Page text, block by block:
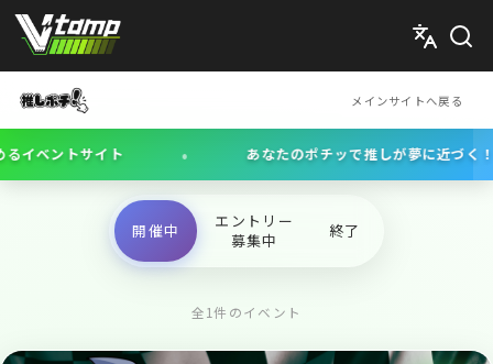
V-tamp（ブイタンプ）
メインサイトへ戻る
ントサイト あなたのポチッで推しが夢に近づく！
開催中
エントリー
募集中
終了
全1件のイベント